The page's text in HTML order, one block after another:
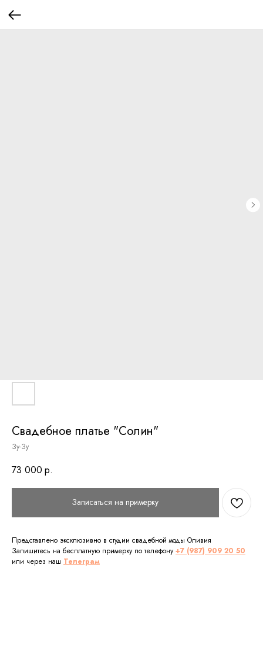
Свадебное платье "Солин"
Зу-Зу
73 000 р.
Записаться на примерку
Представлено эксклюзивно в студии свадебной моды Оливия
Запишитесь на бесплатную примерку по телефону +7 (987) 909 20 50
или через наш Телеграм